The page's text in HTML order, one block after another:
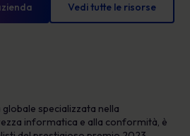
Vedi tutte le risorse
specializzata nella
informatica e alla conformità, è